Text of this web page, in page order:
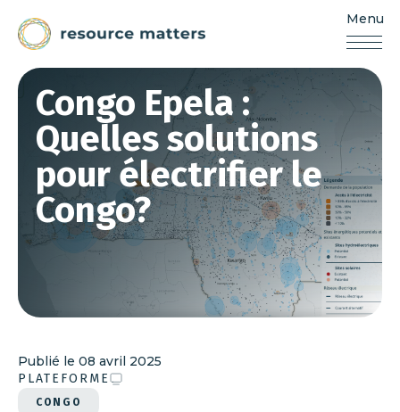
Aller
contenu
Resources
Matters
Menu
Congo Epela :
Quelles solutions
pour électrifier le
Congo?
Publié le 08 avril 2025
PLATEFORME
CONGO